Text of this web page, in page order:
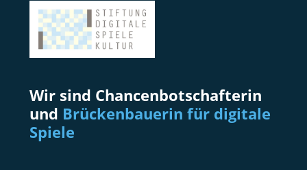
Wir sind Chancenbotschafterin
und Brückenbauerin für digitale
Spiele